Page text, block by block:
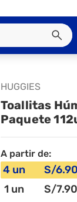
HUGGIES
Toallitas
Paquete
A partir de:
4 un S/6.90
1 un S/7.90